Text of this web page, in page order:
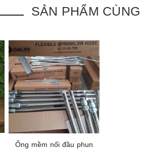
SẢN PHẨM
Ống mềm nối đầu phun